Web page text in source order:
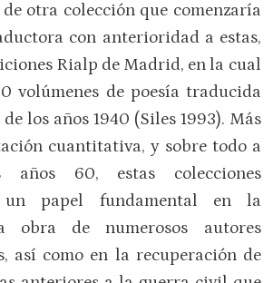
otra colección que comenzaría
con anterioridad a estas,
Rialp de Madrid, en la cual
volúmenes de poesía traducida
los años 1940 (Siles 1993). Más
cuantitativa, y sobre todo a
60, estas colecciones
un papel fundamental en la
obra de numerosos autores
así como en la recuperación de